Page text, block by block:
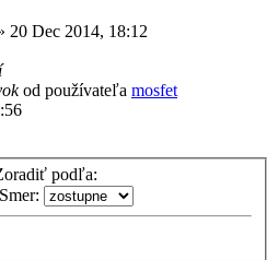
20 Dec 2014, 18:12
od používateľa mosfet
podľa:
Smer: